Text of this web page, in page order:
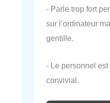
- Parle trop fort
sur l’ordinateur
gentille.
- Le personnel
convivial.